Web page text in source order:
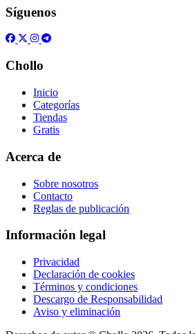
Síguenos
Chollo
Inicio
Categorías
Tiendas
Gratis
Acerca de
Sobre nosotros
Contacto
Reglas de publicación
Información legal
Privacidad
Declaración de cookies
Términos y condiciones
Descargo de Responsabilidad
Aviso y eliminación